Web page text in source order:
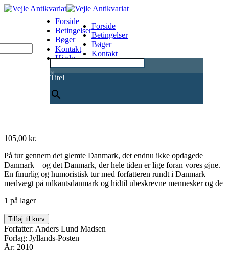
×
Titel
Forside
Betingelser
Bøger
Kontakt
Hjælp
0
Forside
Betingelser
Bøger
Kontakt
105,00 kr.
På tur gennem det glemte Danmark, det endnu ikke opdagede
Danmark – og det Danmark, der hele tiden er lige foran vores øjne.
En finurlig og humoristisk tur med forfatteren rundt i Danmark
medvægt på udkantsdanmark og hidtil ubeskrevne mennesker og de
1 på lager
Mælkebøtteruten
antal
Tilføj til kurv
Forfatter: Anders Lund Madsen
Forlag: Jyllands-Posten
År: 2010